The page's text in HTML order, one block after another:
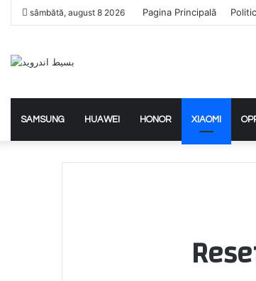
sâmbătă, august 8 2026 Pagina Principală
SAMSUNG HUAWEI HONOR XIAOMI